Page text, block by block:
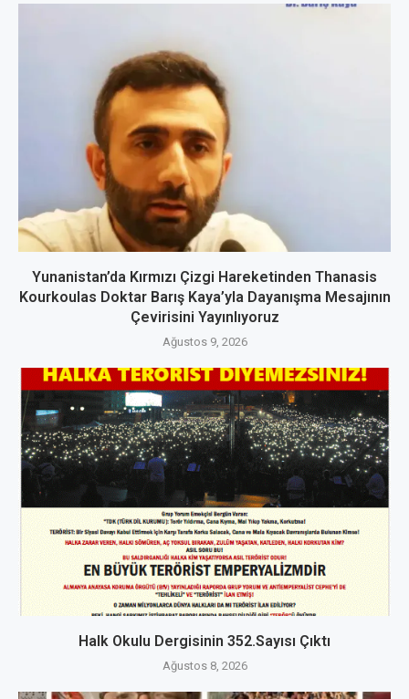
Yunanistan’da Kırmızı Çizgi Hareketinden Thanasis
Kourkoulas Doktar Barış Kaya’yla Dayanışma Mesajının
Çevirisini Yayınlıyoruz
Ağustos 9, 2026
Halk Okulu Dergisinin 352.Sayısı Çıktı
Ağustos 8, 2026